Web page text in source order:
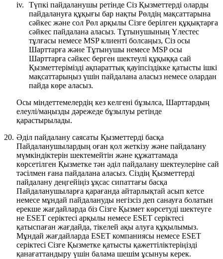
iv.
Түпкі пайдаланушы ретінде Сіз Қызметтерді оларды
пайдалануға құқығы бар нақты Рөлдің мақсаттарына
сәйкес және сол Рөл арқылы Сізге берілген құқықтарға
сәйкес пайдалана аласыз. Тұтынушының Үлестес
тұлғасы немесе MSP клиенті болсаңыз, Сіз осы
Шарттарға және Тұтынушы немесе MSP осы
Шарттарға сәйкес берген шектеулі құқыққа сай
Қызметтерімізді ақпараттық қауіпсіздікке қатысты ішкі
мақсаттарыңыз үшін пайдалана аласыз немесе олардан
пайда көре аласыз.
Осы міндеттемелердің кез келгені бұзылса, Шарттардың
елеулі/маңызды дәрежеде бұзылуы ретінде
қарастырылады.
20. Әділ пайдалану саясаты Қызметтерді басқа
Пайдаланушылардың оған қол жеткізу және пайдалану
мүмкіндіктерін шектемейтін және құжаттамада
көрсетілген Қызметке тән әділ пайдалану шектеулеріне сай
тәсілмен ғана пайдалана аласыз. Сіздің Қызметтерді
пайдалану деңгейіңіз ұқсас сипаттағы басқа
Пайдаланушыларға қарағанда айтарлықтай асып кетсе
немесе мұндай пайдалануды негізсіз деп санауға болатын
ерекше жағдайларда біз Сізге Қызмет көрсетуді шектеуге
не ESET серіктесі арқылы немесе ESET серіктесі
қатыспаған жағдайда, тікелей ақы алуға құқылымыз.
Мұндай жағдайларда ESET компаниясы немесе ESET
серіктесі Сізге Қызметке қатысты қажеттіліктеріңізді
қанағаттандыру үшін балама шешім ұсынуы керек.